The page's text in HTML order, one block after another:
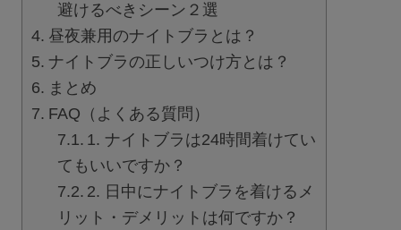
定期便
BEST SELLER
COOL ITEM
SERVICE
避けるべきシーン２選
昼夜兼用のナイトブラとは？
ナイトブラの正しいつけ方とは？
まとめ
FAQ（よくある質問）
1. ナイトブラは24時間着けてい
てもいいですか？
2. 日中にナイトブラを着けるメ
リット・デメリットは何ですか？